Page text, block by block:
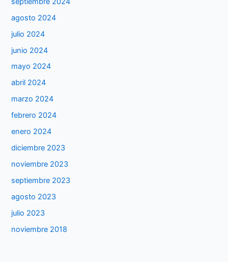
agosto 2024
julio 2024
junio 2024
mayo 2024
abril 2024
marzo 2024
febrero 2024
enero 2024
diciembre 2023
noviembre 2023
septiembre 2023
agosto 2023
julio 2023
noviembre 2018